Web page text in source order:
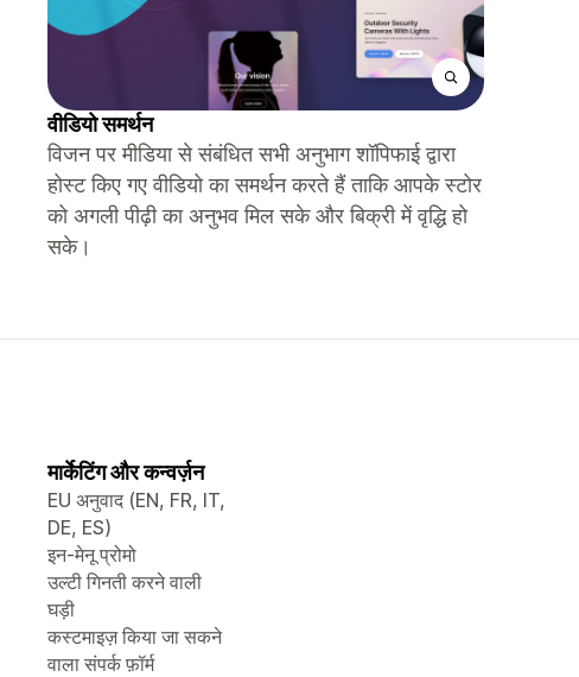
वीडियो समर्थन
विजन पर मीडिया से संबंधित सभी अनुभाग शॉपिफाई द्वारा
होस्ट किए गए वीडियो का समर्थन करते हैं ताकि आपके स्टोर
को अगली पीढ़ी का अनुभव मिल सके और बिक्री में वृद्धि हो
सके।
मार्केटिंग और कन्वर्ज़न
EU अनुवाद (EN, FR, IT,
DE, ES)
इन-मेनू प्रोमो
उल्टी गिनती करने वाली
घड़ी
कस्टमाइज़ किया जा सकने
वाला संपर्क फ़ॉर्म